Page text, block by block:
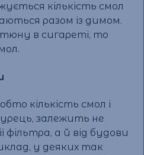
кількість смол
разом із димом.
в сигареті, то
кількість смол і
залежить не
фільтра, а й від будови
у деяких так